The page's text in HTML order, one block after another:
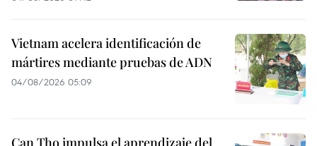
Vietnam acelera identificación de
mártires mediante pruebas de ADN
04/08/2026 05:09